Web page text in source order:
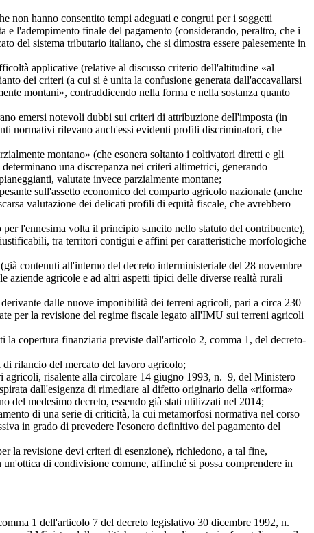
hanno consentito tempi adeguati e congrui per i soggetti
l'adempimento finale del pagamento (considerando, peraltro, che i
del sistema tributario italiano, che si dimostra essere palesemente in
applicative (relative al discusso criterio dell'altitudine «al
dei criteri (a cui si è unita la confusione generata dall'accavallarsi
montani», contraddicendo nella forma e nella sostanza quanto
emersi notevoli dubbi sui criteri di attribuzione dell'imposta (in
normativi rilevano anch'essi evidenti profili discriminatori, che
montano» (che esonera soltanto i coltivatori diretti e gli
una discrepanza nei criteri altimetrici, generando
valutate invece parzialmente montane;
sull'assetto economico del comparto agricolo nazionale (anche
valutazione dei delicati profili di equità fiscale, che avrebbero
l'ennesima volta il principio sancito nello statuto del contribuente),
tra territori contigui e affini per caratteristiche morfologiche
all'interno del decreto interministeriale del 28 novembre
aziende agricole e ad altri aspetti tipici delle diverse realtà rurali
dalle nuove imponibilità dei terreni agricoli, pari a circa 230
per la revisione del regime fiscale legato all'IMU sui terreni agricoli
finanziaria previste dall'articolo 2, comma 1, del decreto-
rilancio del mercato del lavoro agricolo;
risalente alla circolare 14 giugno 1993, n. 9, del Ministero
dall'esigenza di rimediare al difetto originario della «riforma»
medesimo decreto, essendo già stati utilizzati nel 2014;
di una serie di criticità, la cui metamorfosi normativa nel corso
in grado di prevedere l'esonero definitivo del pagamento del
revisione devi criteri di esenzione), richiedono, a tal fine,
di condivisione comune, affinché si possa comprendere in
1 dell'articolo 7 del decreto legislativo 30 dicembre 1992, n.